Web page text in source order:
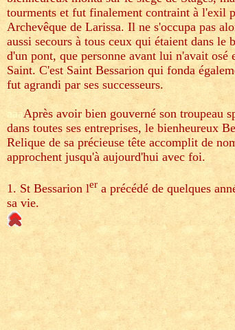
tourments et fut finalement contraint à l'exil
Archevêque de Larissa. Il ne s'occupa pas
aussi secours à tous ceux qui étaient dans
d'un pont, que personne avant lui n'avait
Saint. C'est Saint Bessarion qui fonda
fut agrandi par ses successeurs.
aaaAprès avoir bien gouverné son troupeau
dans toutes ses entreprises, le bienheureux
Relique de sa précieuse tête accomplit de
approchent jusqu'à aujourd'hui avec foi.
1. St Bessarion ler a précédé de quelques
sa vie.